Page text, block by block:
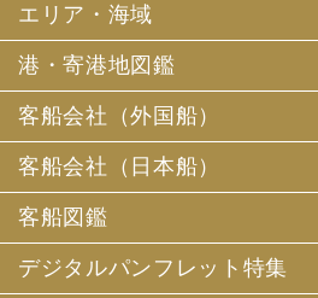
エリア・海域
港・寄港地図鑑
客船会社（外国船）
客船会社（日本船）
客船図鑑
デジタルパンフレット特集